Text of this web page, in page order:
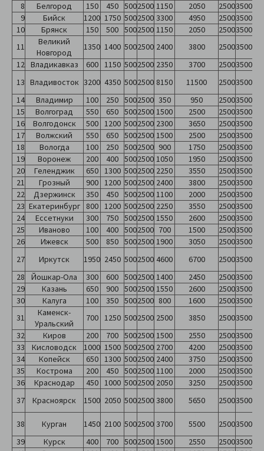
8
Белгород 150 450 5002500 1150 2050 25003500
9
Бийск 1200 1750 5002500 3300 4950 25003500
10
Брянск 150 500 5002500 1150 2050 25003500
11
Великий
Новгород
1350 1400 5002500 2400 3800 25003500
12 Владикавказ 600 1150 5002500 2350 3700 25003500
13 Владивосток 3200 4350 5002500 8150 11500 25003500
14
Владимир 100 250 5002500 350 950 25003500
15
Волгоград 550 650 5002500 1500 2500 25003500
16
Волгодонск 500 1200 5002500 2300 3650 25003500
17
Волжский 550 650 5002500 1500 2500 25003500
18
Вологда 100 250 5002500 900 1750 25003500
19
Воронеж 200 400 5002500 1050 1950 25003500
20
Геленджик 650 1300 5002500 2250 3550 25003500
21
Грозный 900 1200 5002500 2400 3800 25003500
22
Дзержинск 350 450 5002500 1100 2000 25003500
23 Екатеринбург 800 1200 5002500 2250 3550 25003500
24
Ессетнуки 300 750 5002500 1550 2600 25003500
25
Иваново 100 400 5002500 700 1500 25003500
26
Ижевск 500 850 5002500 1900 3050 25003500
27
Иркутск 1950 2450 5002500 4600 6700 25003500
28
Йошкар-Ола 300 600 5002500 1400 2450 25003500
29
Казань 650 900 5002500 1550 2600 25003500
30
Калуга 100 350 5002500 800 1600 25003500
31
Каменск-
Уральский
700 1250 5002500 2500 3850 25003500
32
Киров 200 700 5002500 1500 2550 25003500
33
Кисловодск 1000 1500 5002500 2700 4200 25003500
34
Копейск 650 1300 5002500 2400 3750 25003500
35
Кострома 200 450 5002500 1100 2000 25003500
36
Краснодар 450 1000 5002500 2050 3250 25003500
37
Красноярск 1500 2050 5002500 3800 5650 25003500
38 Курган 1450 2100 5002500 3700 5500 25003500
39
Курск 400 700 5002500 1500 2550 25003500